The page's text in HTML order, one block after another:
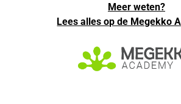
Meer weten?
Lees alles op de Megekko